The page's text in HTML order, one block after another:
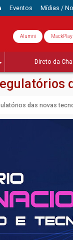
Eventos Mídias /
Alumni MackPlay
Direto da
das novas